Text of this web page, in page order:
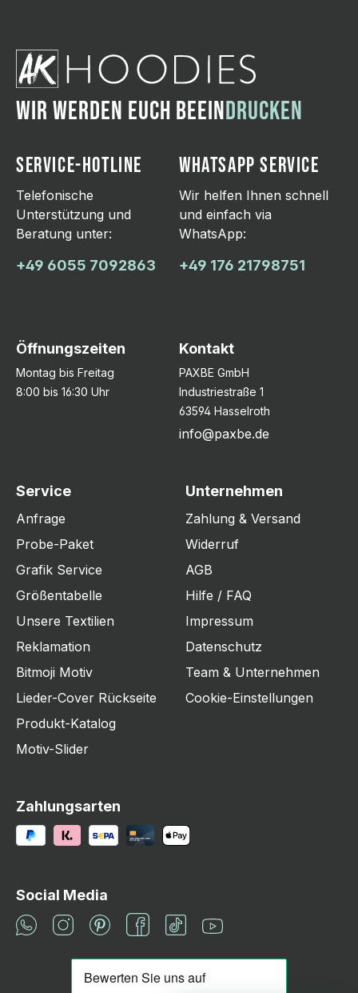
WIR WERDEN EUCH BEEINDRUCKEN
SERVICE-HOTLINE
Telefonische
Unterstützung und
Beratung unter:
+49 6055 7092863
WHATSAPP SERVICE
Wir helfen Ihnen schnell
und einfach via
WhatsApp:
+49 176 21798751
Öffnungszeiten
Montag bis Freitag
8:00 bis 16:30 Uhr
Kontakt
PAXBE GmbH
Industriestraße 1
63594 Hasselroth
info@paxbe.de
Service
Anfrage
Probe-Paket
Grafik Service
Größentabelle
Unsere Textilien
Reklamation
Bitmoji Motiv
Lieder-Cover Rückseite
Produkt-Katalog
Motiv-Slider
Unternehmen
Zahlung & Versand
Widerruf
AGB
Hilfe / FAQ
Impressum
Datenschutz
Team & Unternehmen
Cookie-Einstellungen
Zahlungsarten
Social Media